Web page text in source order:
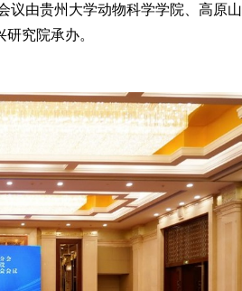
议由贵州大学动物科学学院、高原山
究院承办。